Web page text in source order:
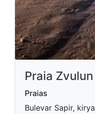
Praia Zvulun
Praias
Bulevar Sapir,